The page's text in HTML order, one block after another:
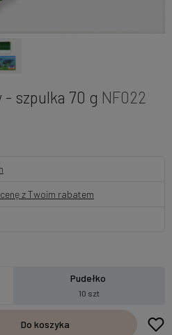
szpulka 70 g NF022
z Twoim rabatem
Pudełko
10 szt
Do koszyka